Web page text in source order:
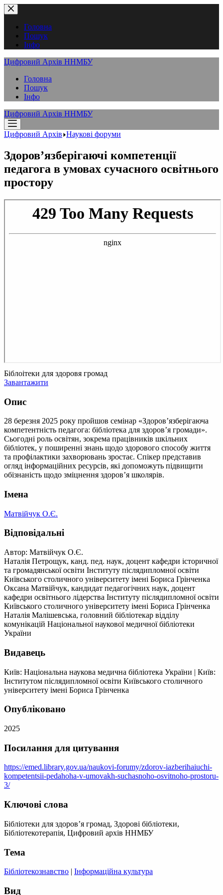
Перейти
до
вмістуГоловна
Пошук
Інфо
Цифровий Архів ННМБУ
Головна
Пошук
Інфо
Цифровий Архів ННМБУ
Цифровий Архів Наукові форуми
Здоров’язберігаючі компетенції
педагога в умовах сучасного освітнього
простору
Біблоітеки для здоровя громад
Завантажити
Опис
28 березня 2025 року пройшов семінар «Здоров’язберігаюча
компетентність педагога: бібліотека для здоров’я громади».
Сьогодні роль освітян, зокрема працівників шкільних
бібліотек, у поширенні знань щодо здорового способу життя
та профілактики захворювань зростає. Спікер представив
огляд інформаційних ресурсів, які допоможуть підвищити
обізнаність щодо зміцнення здоров’я школярів.
Імена
Матвійчук О.Є.
Відповідальні
Автор: Матвійчук О.Є.
Наталія Петрощук, канд. пед. наук, доцент кафедри історичної
та громадянської освіти Інституту післядипломної освіти
Київського столичного університету імені Бориса Грінченка
Оксана Матвійчук, кандидат педагогічних наук, доцент
кафедри освітнього лідерства Інституту післядипломної освіти
Київського столичного університету імені Бориса Грінченка
Наталія Малішевська, головний бібліотекар відділу
комунікацій Національної наукової медичної бібліотеки
України
Видавець
Київ: Національна наукова медична бібліотека України | Київ:
Інститутом післядипломної освіти Київського столичного
університету імені Бориса Грінченка
Опубліковано
2025
Посилання для цитування
https://emed.library.gov.ua/naukovi-forumy/zdorov-iazberihaiuchi-
kompetentsii-pedahoha-v-umovakh-suchasnoho-osvitnoho-prostoru-
3/
Ключові слова
Бібліотеки для здоров’я громад, Здорові бібліотеки,
Бібліотекотерапія, Цифровий архів ННМБУ
Тема
Бібліотекознавство | Інформаційна культура
Вид